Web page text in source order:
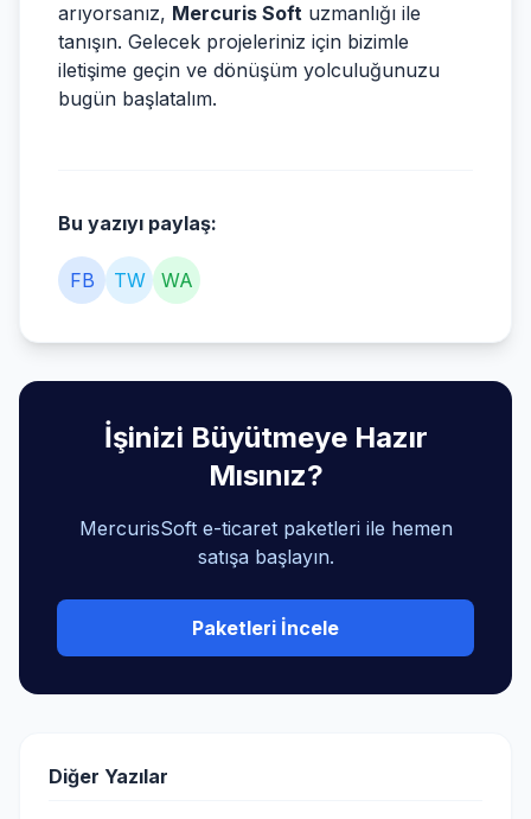
arıyorsanız, Mercuris Soft uzmanlığı ile
tanışın. Gelecek projeleriniz için bizimle
iletişime geçin ve dönüşüm yolculuğunuzu
bugün başlatalım.
Bu yazıyı paylaş:
FB TW WA
İşinizi Büyütmeye Hazır
Mısınız?
MercurisSoft e-ticaret paketleri ile hemen
satışa başlayın.
Paketleri İncele
Diğer Yazılar